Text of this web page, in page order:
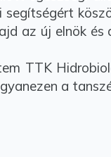
segítségért
az új elnök és
TTK
a